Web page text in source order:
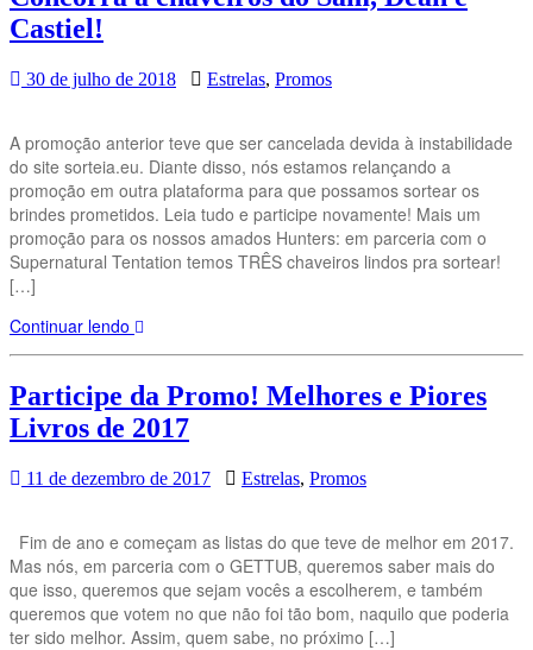
Castiel!
30 de julho de 2018 Estrelas, Promos
A promoção anterior teve que ser cancelada devida à instabilidade
do site sorteia.eu. Diante disso, nós estamos relançando a
promoção em outra plataforma para que possamos sortear os
brindes prometidos. Leia tudo e participe novamente! Mais um
promoção para os nossos amados Hunters: em parceria com o
Supernatural Tentation temos TRÊS chaveiros lindos pra sortear!
[…]
Continuar lendo
Participe da Promo! Melhores e Piores
Livros de 2017
11 de dezembro de 2017 Estrelas, Promos
Fim de ano e começam as listas do que teve de melhor em 2017.
Mas nós, em parceria com o GETTUB, queremos saber mais do
que isso, queremos que sejam vocês a escolherem, e também
queremos que votem no que não foi tão bom, naquilo que poderia
ter sido melhor. Assim, quem sabe, no próximo […]